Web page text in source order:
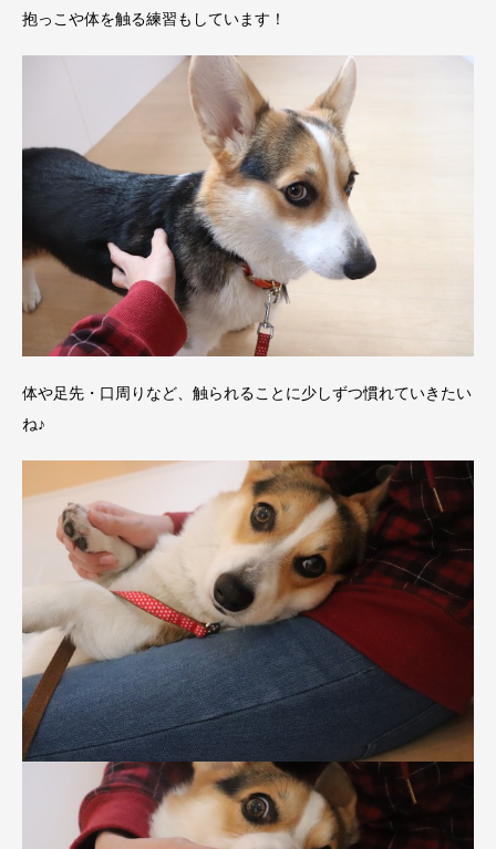
抱っこや体を触る練習もしています！
体や足先・口周りなど、触られることに少しずつ慣れていきたい
ね♪